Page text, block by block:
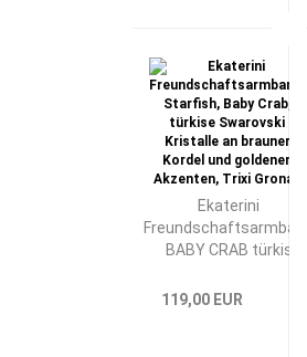
Ekaterini
Freundschaftsarmband
BABY CRAB türkis
119,00 EUR